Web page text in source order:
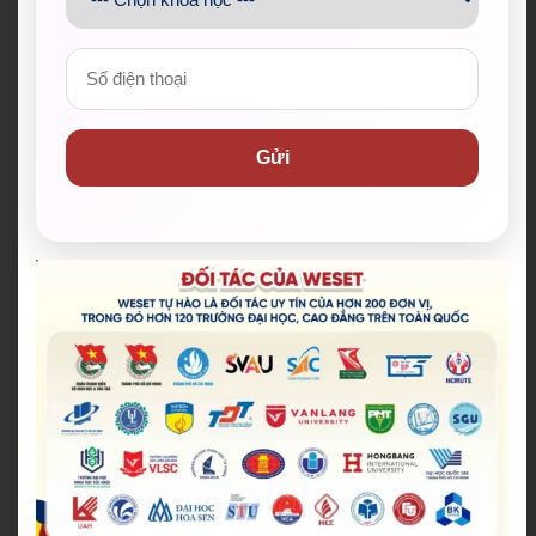
Tổng hợp đối tác của chúng tôi
Gửi